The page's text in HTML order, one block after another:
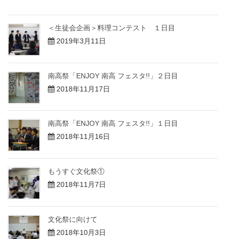
＜生徒会企画＞料理コンテスト １日目
2019年3月11日
南高祭「ENJOY 南高 フェスタ!!」２日目
2018年11月17日
南高祭「ENJOY 南高 フェスタ!!」１日目
2018年11月16日
もうすぐ文化祭①
2018年11月7日
文化祭に向けて
2018年10月3日